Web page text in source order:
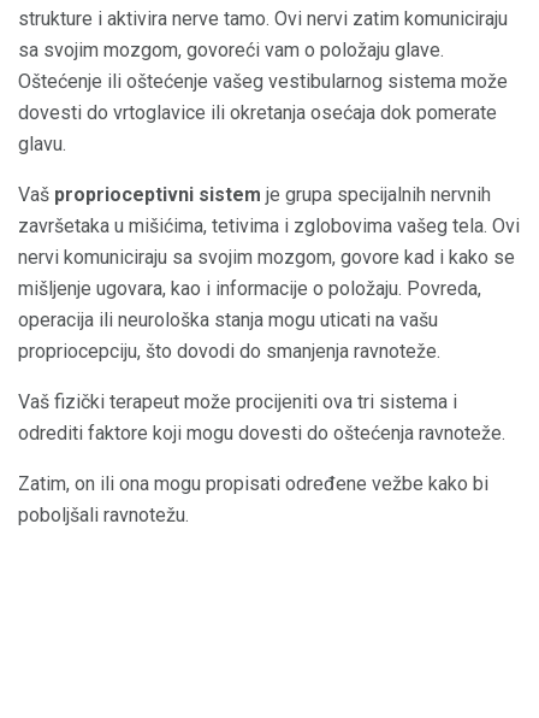
strukture i aktivira nerve tamo. Ovi nervi zatim komuniciraju
sa svojim mozgom, govoreći vam o položaju glave.
Oštećenje ili oštećenje vašeg vestibularnog sistema može
dovesti do vrtoglavice ili okretanja osećaja dok pomerate
glavu.
Vaš proprioceptivni sistem je grupa specijalnih nervnih
završetaka u mišićima, tetivima i zglobovima vašeg tela. Ovi
nervi komuniciraju sa svojim mozgom, govore kad i kako se
mišljenje ugovara, kao i informacije o položaju. Povreda,
operacija ili neurološka stanja mogu uticati na vašu
propriocepciju, što dovodi do smanjenja ravnoteže.
Vaš fizički terapeut može procijeniti ova tri sistema i
odrediti faktore koji mogu dovesti do oštećenja ravnoteže.
Zatim, on ili ona mogu propisati određene vežbe kako bi
poboljšali ravnotežu.